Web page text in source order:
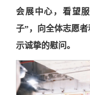
会展中心，看望
子”，向全体志愿
示诚挚的慰问。